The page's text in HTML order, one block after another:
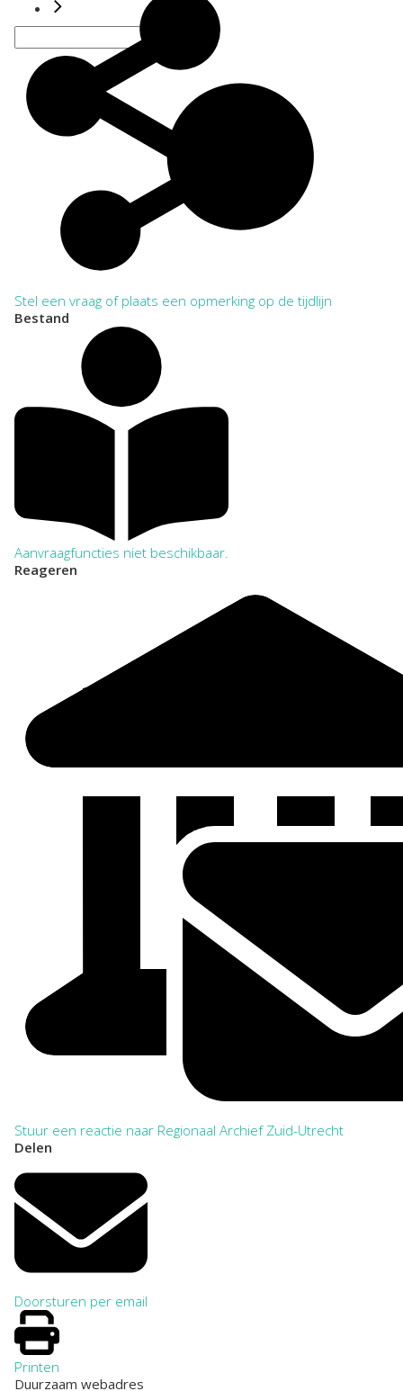
Stel een vraag of plaats een opmerking op de tijdlijn
Bestand
Aanvraagfuncties niet beschikbaar.
Reageren
Stuur een reactie naar Regionaal Archief Zuid-Utrecht
Delen
Doorsturen per email
Printen
Duurzaam webadres